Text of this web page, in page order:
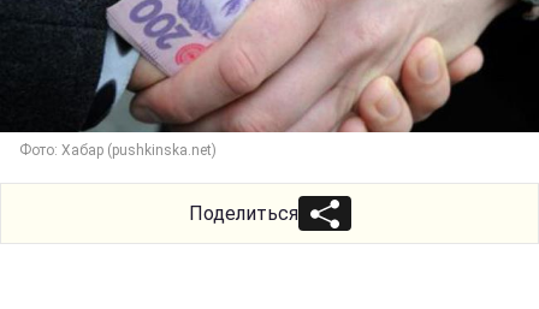
Фото: Хабар (pushkinska.net)
Поделиться